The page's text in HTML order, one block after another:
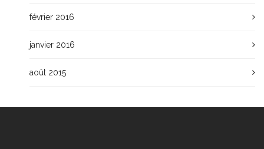
février 2016
janvier 2016
août 2015